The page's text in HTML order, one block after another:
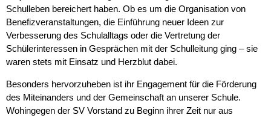
Schulleben bereichert haben. Ob es um die Organisation von
Benefizveranstaltungen, die Einführung neuer Ideen zur
Verbesserung des Schulalltags oder die Vertretung der
Schülerinteressen in Gesprächen mit der Schulleitung ging – sie
waren stets mit Einsatz und Herzblut dabei.
Besonders hervorzuheben ist ihr Engagement für die Förderung
des Miteinanders und der Gemeinschaft an unserer Schule.
Wohingegen der SV Vorstand zu Beginn ihrer Zeit nur aus